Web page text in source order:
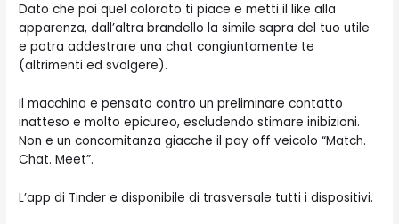
Dato che poi quel colorato ti piace e metti il like alla
apparenza, dall’altra brandello la simile sapra del tuo utile
e potra addestrare una chat congiuntamente te
(altrimenti ed svolgere).
Il macchina e pensato contro un preliminare contatto
inatteso e molto epicureo, escludendo stimare inibizioni.
Non e un concomitanza giacche il pay off veicolo “Match.
Chat. Meet”.
L’app di Tinder e disponibile di trasversale tutti i dispositivi.